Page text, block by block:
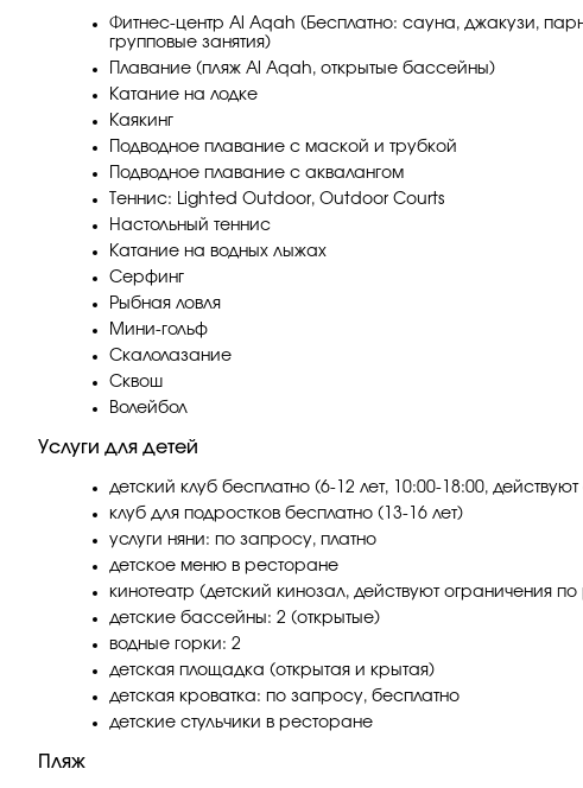
Фитнес-центр Al Aqah (Бесплатно: сауна, джакузи,
групповые занятия)
Плавание (пляж Al Aqah, открытые бассейны)
Катание на лодке
Каякинг
Подводное плавание с маской и трубкой
Подводное плавание с аквалангом
Теннис: Lighted Outdoor, Outdoor Courts
Настольный теннис
Катание на водных лыжах
Серфинг
Рыбная ловля
Мини-гольф
Скалолазание
Сквош
Волейбол
Услуги для детей
детский клуб бесплатно (6-12 лет, 10:00-18:00,
клуб для подростков бесплатно (13-16 лет)
услуги няни: по запросу, платно
детское меню в ресторане
кинотеатр (детский кинозал, действуют ограничения
детские бассейны: 2 (открытые)
водные горки: 2
детская площадка (открытая и крытая)
детская кроватка: по запросу, бесплатно
детские стульчики в ресторане
Пляж